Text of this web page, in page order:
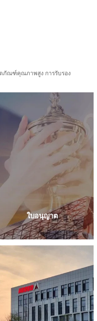
ภัณฑ์คุณภาพสูง การรับรอง
ใบอนุญาต